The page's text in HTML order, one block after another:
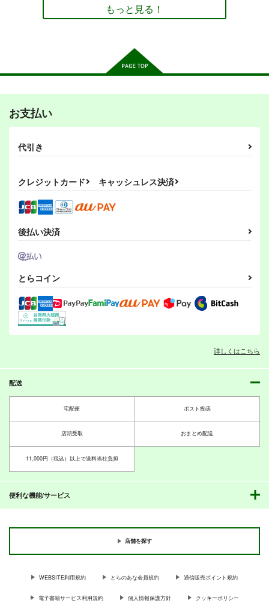
その後のDB真15巻
専売 1,210円（税込）
孫悟空
孫悟飯
ピッコロ
サンプル
カート
ひらいて
専売 550円（税込）
レコレータ
エル・アレフ
PI-21
専売 330円（税込）
PI-20
ぱるくす
330 （税込）
THE IDOLM@STER MILLION LIVE!
北沢志保
最上静香
田中琴葉
ぱるくす
330 （税込）
北沢志保
最上静香
330円（税込）
七尾百合子×望月杏奈
もっと見る！
お支払い
代引き
クレジットカード キャッシュレス決済
後払い決済
とらコイン
詳しくはこちら
配送
宅配便 ポスト投函
店頭受取 おまとめ配送
11,000円（税込）以上で送料当社負担
便利な機能/サービス
店舗を探す
WEBSITE利用規約 とらのあな会員規約 通信販売ポイント規約
電子書籍サービス利用規約 個人情報保護方針 クッキーポリシー